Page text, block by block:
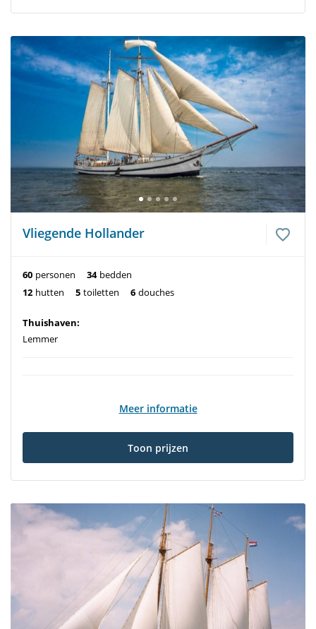
Vliegende Hollander
60 personen 34 bedden
12 hutten 5 toiletten 6 douches
Thuishaven:
Lemmer
Meer informatie
Toon prijzen